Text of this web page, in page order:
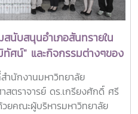
ชน ประเทศ และภูมิภาคเอเชีย
บบอย่างที่สะท้อนค่านิยมและ
ำเร็จในวิชาชีพ การบริการ
รวมในปี 2026 การพิจารณา
ด้าน ได้แก่ การสอน
การบริการสาธารณะและการ
Community
ตรและการเป็นผู้ประกอบการ
นับสนุนอำเภอสันทรายใน
ศน์" และกิจกรรมต่างๆของ
นักงานมหาวิทยาลัย
สตราจารย์ ดร.เกรียงศักดิ์ ศรี
ยคณะผู้บริหารมหาวิทยาลัย